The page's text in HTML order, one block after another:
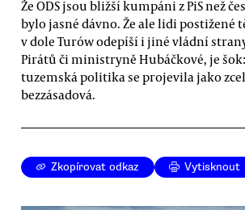
Že ODS jsou bližší kumpáni z PiS než
bylo jasné dávno. Že ale lidi postižené
v dole Turów odepíší i jiné vládní
Pirátů či ministryně Hubáčkové, je šok:
tuzemská politika se projevila jako
bezzásadová.
Zkopírovat odkaz Vytisknout